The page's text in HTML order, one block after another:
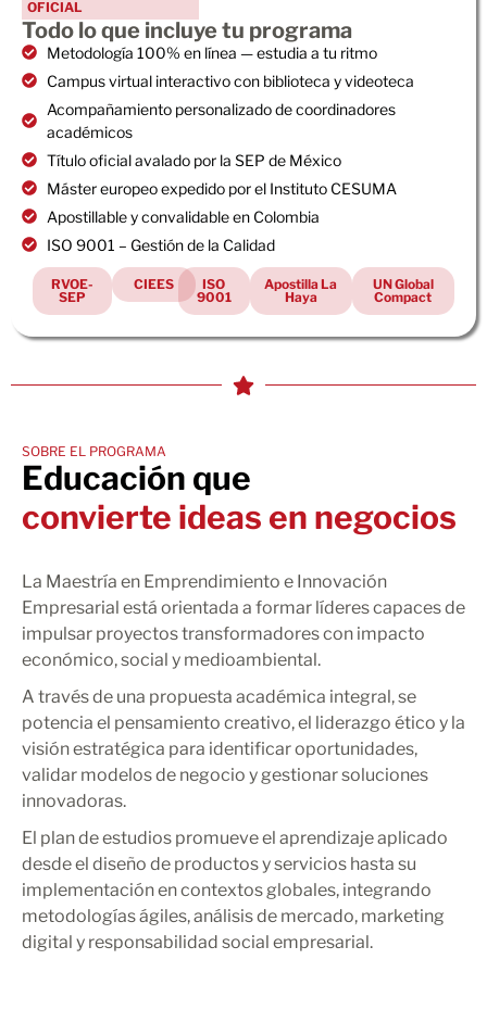
OFICIAL
Todo lo que incluye tu programa
Metodología 100% en línea — estudia a tu ritmo
Campus virtual interactivo con biblioteca y videoteca
Acompañamiento personalizado de coordinadores
académicos
Título oficial avalado por la SEP de México
Máster europeo expedido por el Instituto CESUMA
Apostillable y convalidable en Colombia
ISO 9001 – Gestión de la Calidad
RVOE-
SEP
CIEES
ISO
9001
Apostilla La
Haya
UN Global
Compact
SOBRE EL PROGRAMA
Educación que
convierte ideas en negocios
La Maestría en Emprendimiento e Innovación
Empresarial está orientada a formar líderes capaces de
impulsar proyectos transformadores con impacto
económico, social y medioambiental.
A través de una propuesta académica integral, se
potencia el pensamiento creativo, el liderazgo ético y la
visión estratégica para identificar oportunidades,
validar modelos de negocio y gestionar soluciones
innovadoras.
El plan de estudios promueve el aprendizaje aplicado
desde el diseño de productos y servicios hasta su
implementación en contextos globales, integrando
metodologías ágiles, análisis de mercado, marketing
digital y responsabilidad social empresarial.